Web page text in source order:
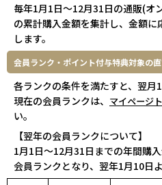
毎年1月1日～12月31日の通販(オ
の累計購入金額を集計し、金額
します。
会員ランク・ポイント付与特典対象の
各ランクの条件を満たすと、翌月
現在の会員ランクは、 マイページ
い。
【翌年の会員ランクについて】
1月1日～12月31日までの年間購
会員ランクとなり、翌年1月10日